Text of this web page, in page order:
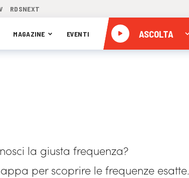
RDSNEXT
MAGAZINE EVENTI ASCOLTA
la giusta frequenza?
per scoprire le frequenze esatte.